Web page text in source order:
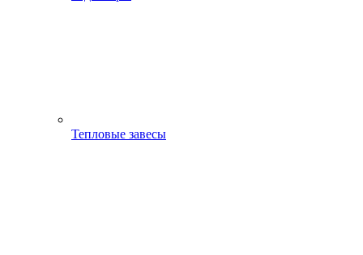
Тепловые завесы